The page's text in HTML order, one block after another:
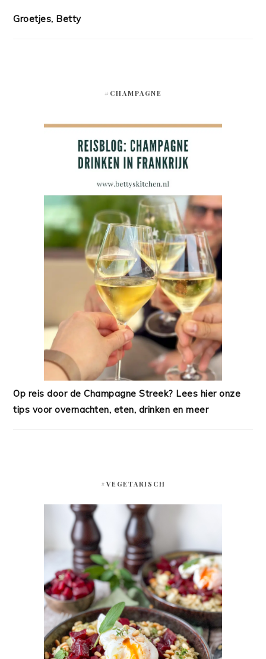
Groetjes, Betty
#CHAMPAGNE
Op reis door de Champagne Streek? Lees hier onze
tips voor overnachten, eten, drinken en meer
#VEGETARISCH